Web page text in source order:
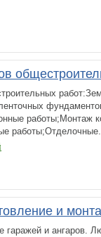
работы;Монтаж
и
гаражей и ангаров.